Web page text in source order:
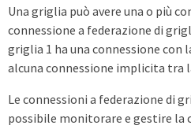
Una griglia può avere una o più
connessione a federazione di
griglia 1 ha una connessione con
alcuna connessione implicita tra
Le connessioni a federazione di
possibile monitorare e gestire la